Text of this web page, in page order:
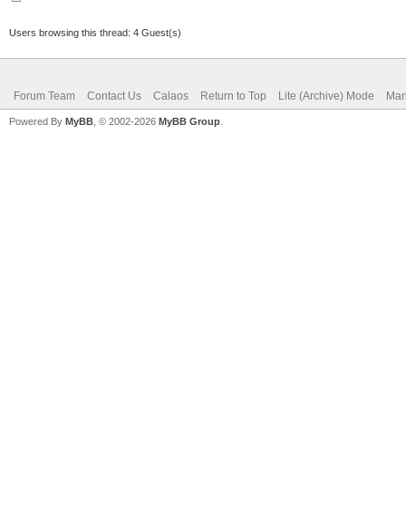
Users browsing this thread: 4 Guest(s)
Forum Team Contact Us Calaos Return to Top Lite (Archive) Mode
Powered By MyBB , © 2002-2026 MyBB Group